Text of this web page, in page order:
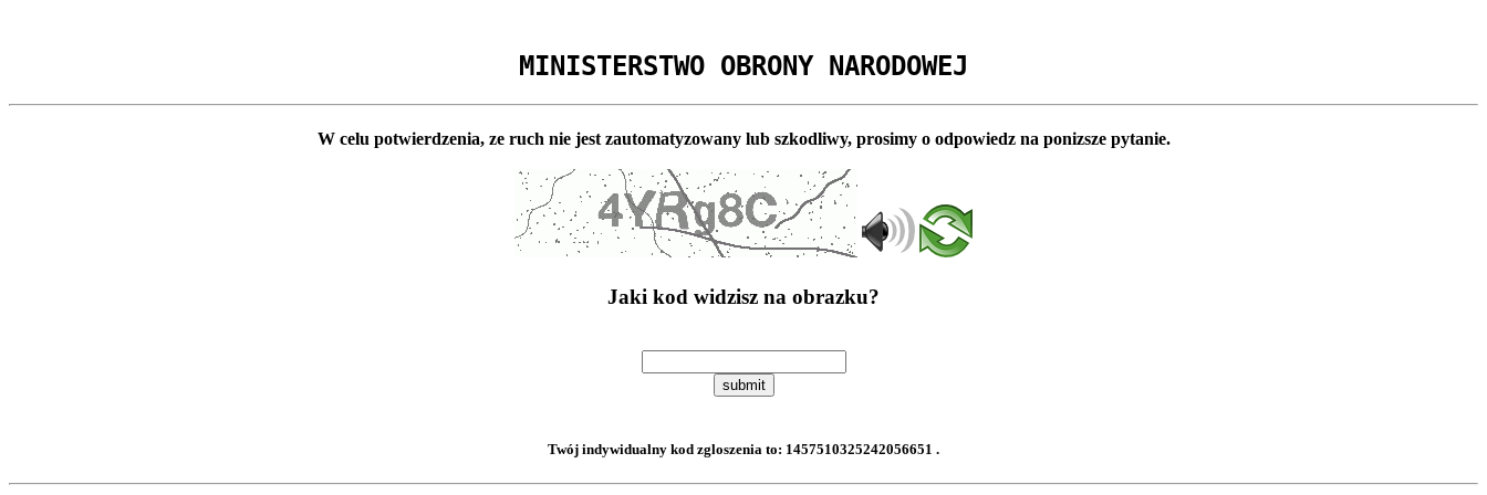
MINISTERSTWO OBRONY NARODOWEJ
W celu potwierdzenia, ze ruch nie jest zautomatyzowany lub szkodliwy, prosimy o odpowiedz na ponizsze pytanie.
Jaki kod widzisz na obrazku?
submit
Twój indywidualny kod zgloszenia to: 1457510325242056651 .